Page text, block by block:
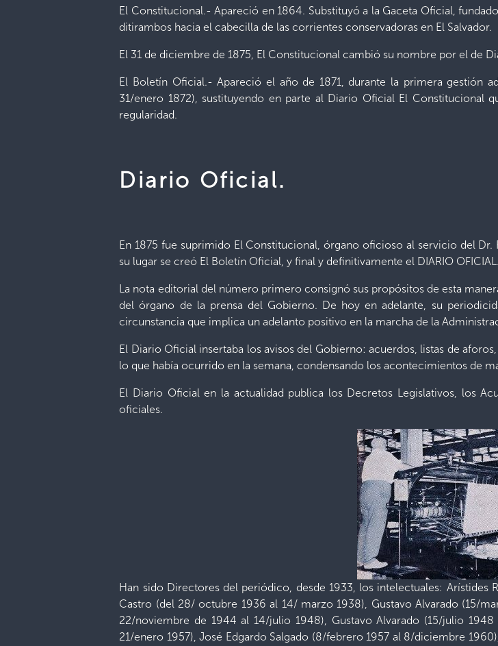
El Constitucional.- Apareció en 1864. Substituyó a la Gaceta Oficial,
ditirambos hacia el cabecilla de las corrientes conservadoras en El Salvador.
El 31 de diciembre de 1875, El Constitucional cambió su nombre por el de
El Boletín Oficial.- Apareció el año de 1871, durante la primera gestión
31/enero 1872), sustituyendo en parte al Diario Oficial El Constitucional
regularidad.
Diario Oficial.
En 1875 fue suprimido El Constitucional, órgano oficioso al servicio del
su lugar se creó El Boletín Oficial, y final y definitivamente el DIARIO OFICIAL.
La nota editorial del número primero consignó sus propósitos de esta
del órgano de la prensa del Gobierno. De hoy en adelante, su
circunstancia que implica un adelanto positivo en la marcha de la
El Diario Oficial insertaba los avisos del Gobierno: acuerdos, listas de
lo que había ocurrido en la semana, condensando los acontecimientos de
El Diario Oficial en la actualidad publica los Decretos Legislativos, los
oficiales.
Han sido Directores del periódico, desde 1933, los intelectuales: Arístides
Castro (del 28/ octubre 1936 al 14/ marzo 1938), Gustavo Alvarado (15/
22/noviembre de 1944 al 14/julio 1948), Gustavo Alvarado (15/julio
21/enero 1957), José Edgardo Salgado (8/febrero 1957 al 8/diciembre